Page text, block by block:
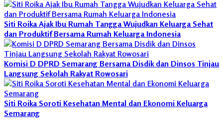
Siti Roika Ajak Ibu Rumah Tangga Wujudkan Keluarga Sehat
dan Produktif Bersama Rumah Keluarga Indonesia
Komisi D DPRD Semarang Bersama Disdik dan Dinsos Tinjau
Langsung Sekolah Rakyat Rowosari
Siti Roika Soroti Kesehatan Mental dan Ekonomi Keluarga
Semarang